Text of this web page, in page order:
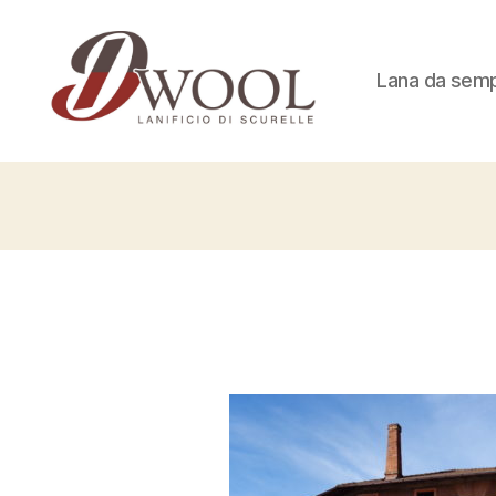
Dalsasso
Wool
Lana da